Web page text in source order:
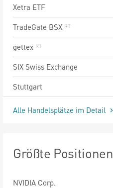
Xetra ETF
TradeGate BSX
gettex
SIX Swiss Exchange
Stuttgart
Alle Handelsplätze im Detail
Größte Positionen
NVIDIA Corp.